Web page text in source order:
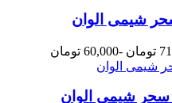
شیمی الوان
-60,000 تومان
سحر شیمی الوان